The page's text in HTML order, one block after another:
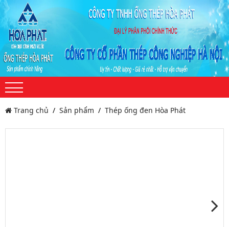
Trang chủ Sản phẩm Thép ống đen Hòa Phát